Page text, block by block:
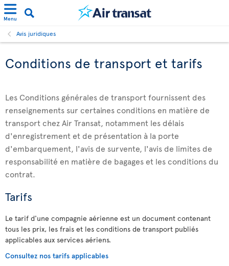
Menu
Avis juridiques
Conditions de transport et tarifs
Les Conditions générales de transport fournissent des
renseignements sur certaines conditions en matière de
transport chez Air Transat, notamment les délais
d'enregistrement et de présentation à la porte
d'embarquement, l'avis de survente, l'avis de limites de
responsabilité en matière de bagages et les conditions du
contrat.
Tarifs
Le tarif d'une compagnie aérienne est un document contenant
tous les prix, les frais et les conditions de transport publiés
applicables aux services aériens.
Consultez nos tarifs applicables